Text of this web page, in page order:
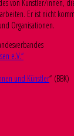
von Künstler/innen,
Er ist nicht
Organisationen.
e.V.“
und Künstler“ (BBK)